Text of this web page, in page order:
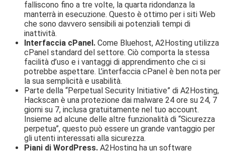
falliscono fino a tre volte, la quarta ridondanza la
manterrà in esecuzione. Questo è ottimo per i siti Web
che sono davvero sensibili ai potenziali tempi di
inattività.
Interfaccia cPanel. Come Bluehost, A2Hosting utilizza
cPanel standard del settore. Ciò comporta la stessa
facilità d’uso e i vantaggi di apprendimento che ci si
potrebbe aspettare. L’interfaccia cPanel è ben nota per
la sua semplicità e usabilità.
Parte della “Perpetual Security Initiative” di A2Hosting,
Hackscan è una protezione dai malware 24 ore su 24, 7
giorni su 7, inclusa gratuitamente nel tuo account.
Insieme ad alcune delle altre funzionalità di “Sicurezza
perpetua”, questo può essere un grande vantaggio per
gli utenti interessati alla sicurezza.
Piani di WordPress. A2Hosting ha un software